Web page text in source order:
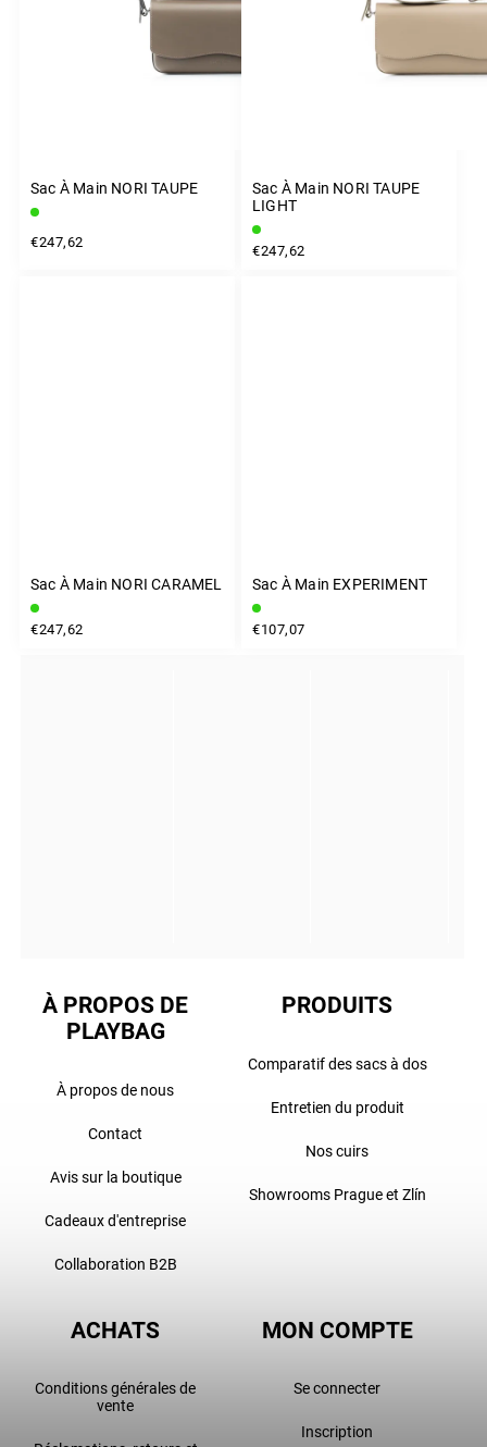
Sac À Main NORI TAUPE
€247,62
Sac À Main NORI TAUPE
LIGHT
€247,62
Sac À Main NORI CARAMEL
€247,62
Sac À Main EXPERIMENT
€107,07
INSTAGRAM
À PROPOS DE
PLAYBAG
À propos de nous
Contact
Avis sur la boutique
Cadeaux d'entreprise
Collaboration B2B
PRODUITS
Comparatif des sacs à dos
Entretien du produit
Nos cuirs
Showrooms Prague et Zlín
ACHATS
Conditions générales de
vente
MON COMPTE
Se connecter
Inscription